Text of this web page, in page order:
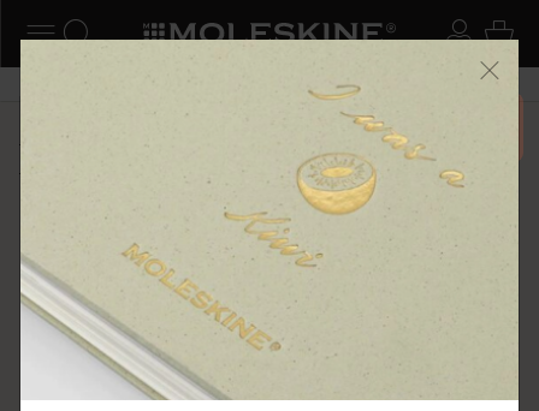
ナビゲーションの切替 ログ
検索 (キーワードなど) カ
6,500円以上のご購入で送料無料 メニ
ーを閉じる
ショップ
スマートライティング・システム